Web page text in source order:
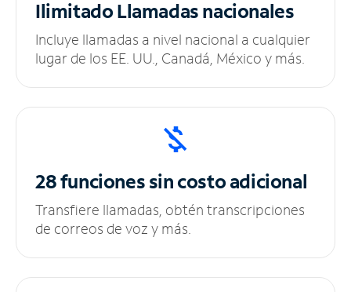
IlimitadoLlamadas nacionales
Incluye llamadas a nivel nacional a cualquier
lugar de los EE. UU., Canadá, México y más.
28 funciones sincosto adicional
Transfiere llamadas, obtén transcripciones
de correos de voz y más.